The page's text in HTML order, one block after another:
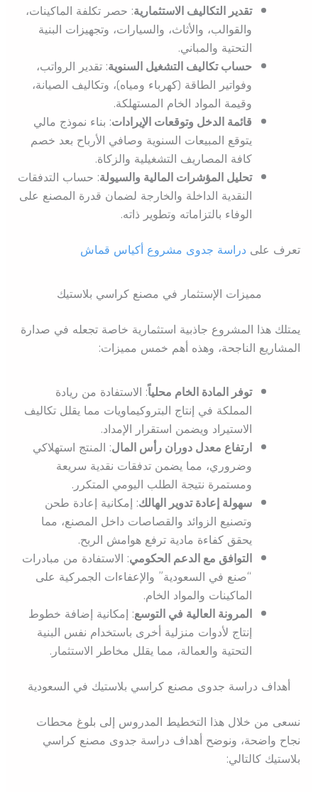
تقدير التكاليف الاستثمارية: حصر تكلفة الماكينات،
والقوالب، والأثاث، والسيارات، وتجهيزات البنية
التحتية والمباني.
حساب تكاليف التشغيل السنوية: تقدير الرواتب،
وفواتير الطاقة (كهرباء ومياه)، وتكاليف الصيانة،
وقيمة المواد الخام المستهلكة.
قائمة الدخل وتوقعات الإيرادات: بناء نموذج مالي
يتوقع المبيعات السنوية وصافي الأرباح بعد خصم
كافة المصاريف التشغيلية والزكاة.
تحليل المؤشرات المالية والسيولة: حساب التدفقات
النقدية الداخلة والخارجة لضمان قدرة المصنع على
الوفاء بالتزاماته وتطوير ذاته.
تعرف على دراسة جدوى مشروع أكياس قماش
مميزات الإستثمار في مصنع كراسي بلاستيك
يمتلك هذا المشروع جاذبية استثمارية خاصة تجعله في صدارة
المشاريع الناجحة، وهذه أهم خمس مميزات:
توفر المادة الخام محلياً: الاستفادة من ريادة
المملكة في إنتاج البتروكيماويات مما يقلل تكاليف
الاستيراد ويضمن استقرار الإمداد.
ارتفاع معدل دوران رأس المال: المنتج استهلاكي
وضروري، مما يضمن تدفقات نقدية سريعة
ومستمرة نتيجة الطلب اليومي المتكرر.
سهولة إعادة تدوير الهالك: إمكانية إعادة طحن
وتصنيع الزوائد والقصاصات داخل المصنع، مما
يحقق كفاءة مادية ترفع هوامش الربح.
التوافق مع الدعم الحكومي: الاستفادة من مبادرات
“صنع في السعودية” والإعفاءات الجمركية على
الماكينات والمواد الخام.
المرونة العالية في التوسع: إمكانية إضافة خطوط
إنتاج لأدوات منزلية أخرى باستخدام نفس البنية
التحتية والعمالة، مما يقلل مخاطر الاستثمار.
أهداف دراسة جدوى مصنع كراسي بلاستيك في السعودية
نسعى من خلال هذا التخطيط المدروس إلى بلوغ محطات
نجاح واضحة، ونوضح أهداف دراسة جدوى مصنع كراسي
بلاستيك كالتالي: